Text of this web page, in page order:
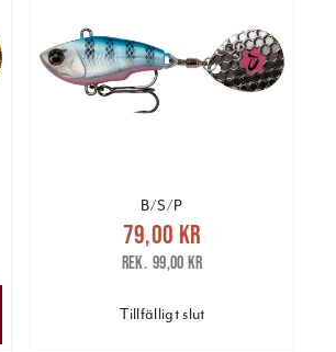
B/S/P
Nuvarande pris
79,00 krTidigare pris
99,00 kr
79,00 kr
99,00 kr
Tillfälligt slut